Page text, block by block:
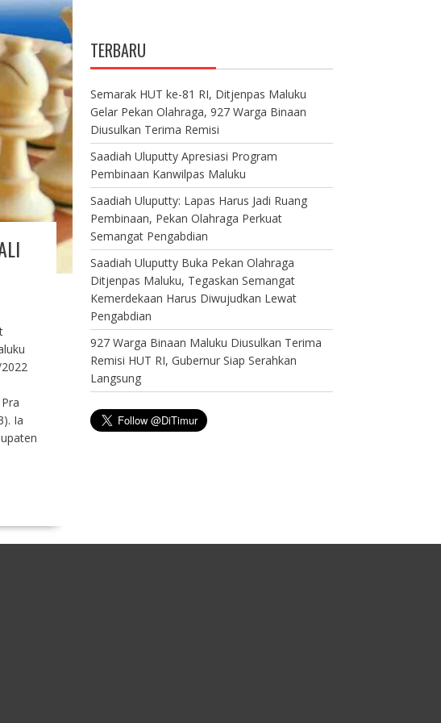
Ia
TERBARU
Semarak HUT ke-81 RI, Ditjenpas Maluku
Gelar Pekan Olahraga, 927 Warga Binaan
Diusulkan Terima Remisi
Saadiah Uluputty Apresiasi Program
Pembinaan Kanwilpas Maluku
Saadiah Uluputty: Lapas Harus Jadi Ruang
Pembinaan, Pekan Olahraga Perkuat
Semangat Pengabdian
Saadiah Uluputty Buka Pekan Olahraga
Ditjenpas Maluku, Tegaskan Semangat
Kemerdekaan Harus Diwujudkan Lewat
Pengabdian
927 Warga Binaan Maluku Diusulkan Terima
Remisi HUT RI, Gubernur Siap Serahkan
Langsung